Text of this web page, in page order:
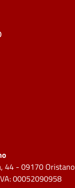
44 - 09170 Oristano
00052090958